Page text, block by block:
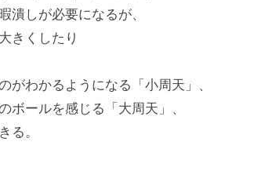
潰しが必要になるが、
きくしたり
がわかるようになる「小周天」、
ボールを感じる「大周天」、
る。